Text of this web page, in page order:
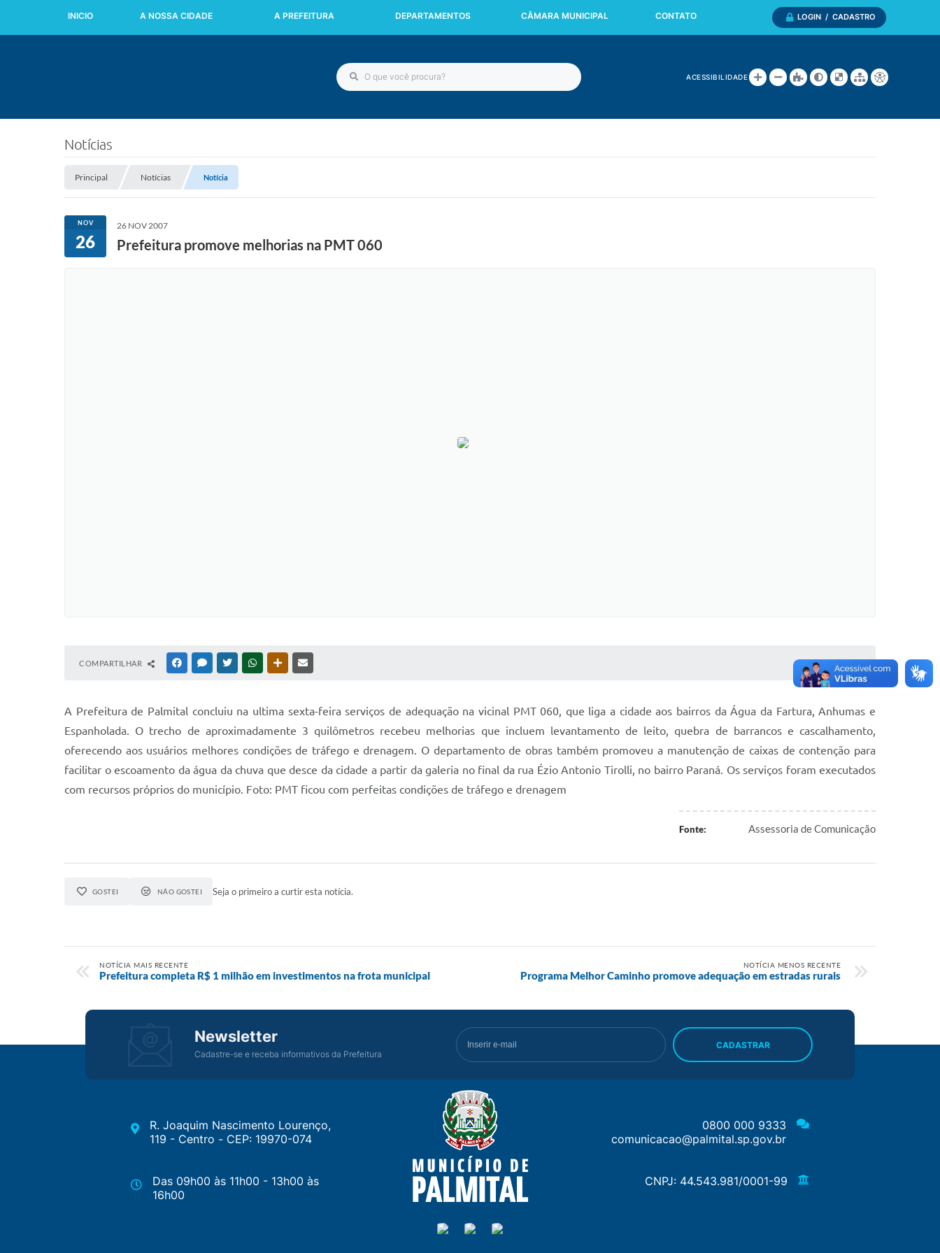
LOGIN / CADASTRO
ACESSIBILIDADE
INICIO A NOSSA CIDADE A PREFEITURA DEPARTAMENTOS CÂMARA MUNICIPAL CONTATO
Notícias
Principal Notícias Notícia
NOV
26
26 NOV 2007
Prefeitura promove melhorias na PMT 060
COMPARTILHAR FACEBOOKMESSENGER
TWITTERWHATSAPPOUTRAS MÍDIAS
A Prefeitura de Palmital concluiu na ultima sexta-feira serviços de adequação na vicinal PMT 060, que liga a cidade aos bairros da Água da Fartura, Anhumas e
Espanholada. O trecho de aproximadamente 3 quilômetros recebeu melhorias que incluem levantamento de leito, quebra de barrancos e cascalhamento,
oferecendo aos usuários melhores condições de tráfego e drenagem. O departamento de obras também promoveu a manutenção de caixas de contenção para
facilitar o escoamento da água da chuva que desce da cidade a partir da galeria no final da rua Ézio Antonio Tirolli, no bairro Paraná. Os serviços foram executados
com recursos próprios do município. Foto: PMT ficou com perfeitas condições de tráfego e drenagem
Fonte: Assessoria de Comunicação
GOSTEI NÃO GOSTEI Seja o primeiro a curtir esta notícia.
NOTÍCIA MAIS RECENTE
Prefeitura completa R$ 1 milhão em investimentos na frota municipal
NOTÍCIA MENOS RECENTE
Programa Melhor Caminho promove adequação em estradas rurais
Newsletter
Cadastre-se e receba informativos da Prefeitura
CADASTRAR
0800 000 9333
comunicacao@palmital.sp.gov.br
R. Joaquim Nascimento Lourenço,
119 - Centro - CEP: 19970-074
CNPJ: 44.543.981/0001-99
Das 09h00 às 11h00 - 13h00 às
16h00